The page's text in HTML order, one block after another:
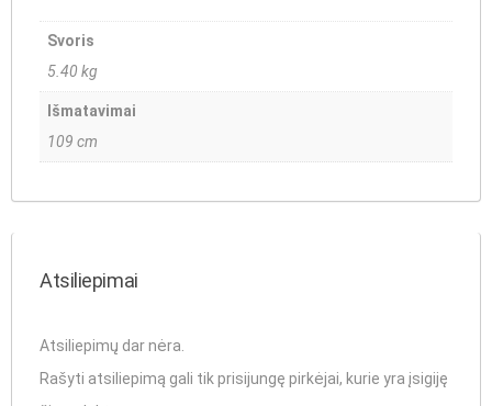
Svoris
5.40 kg
Išmatavimai
109 cm
Atsiliepimai
Atsiliepimų dar nėra.
Rašyti atsiliepimą gali tik prisijungę pirkėjai, kurie yra įsigiję